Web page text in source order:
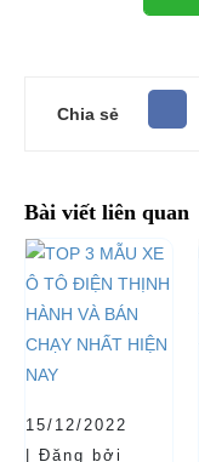
Chia sẻ
Bài viết liên quan
15/12/2022
| Đăng bởi